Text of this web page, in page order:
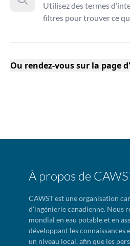
Utilisez des termes
filtres pour trouver ce
Ou rendez-vous sur la page
À propos de
CAWST est une organisation
d'ingénierie canadienne. Nous
mondial en eau potable et en
développant les connaissances
un niveau local, afin que les